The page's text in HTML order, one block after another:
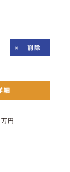
万円